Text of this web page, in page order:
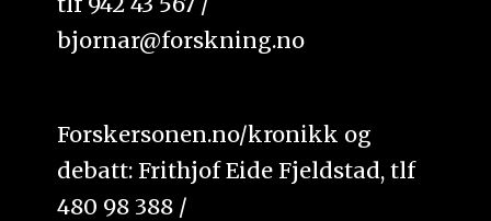
bjornar@forskning.no
Forskersonen.no/kronikk og
debatt: Frithjof Eide Fjeldstad, tlf
480 98 388 /